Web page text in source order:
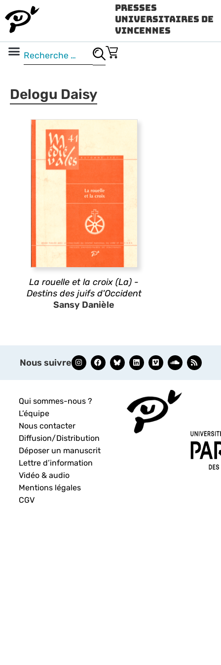
Presses
Universitaires de
Vincennes
Delogu Daisy
La rouelle et la croix (La) -
Destins des juifs d'Occident
Sansy Danièle
Nous suivre
Qui sommes-nous ?
L’équipe
Nous contacter
Diffusion/Distribution
Déposer un manuscrit
Lettre d’information
Vidéo & audio
Mentions légales
CGV